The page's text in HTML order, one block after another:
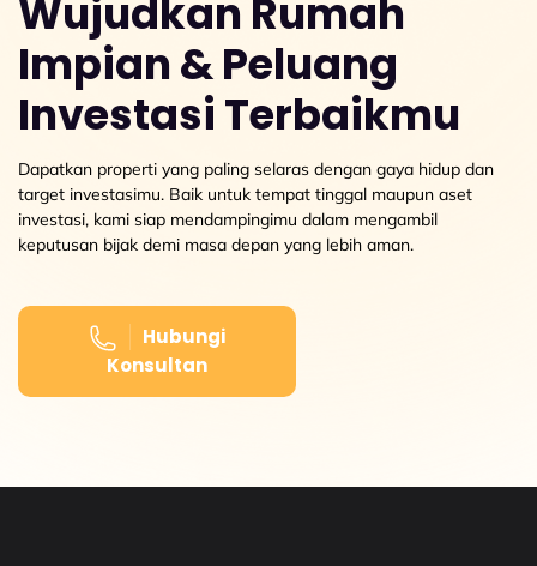
Wujudkan Rumah
Impian & Peluang
Investasi Terbaikmu
Dapatkan properti yang paling selaras dengan gaya hidup dan
target investasimu. Baik untuk tempat tinggal maupun aset
investasi, kami siap mendampingimu dalam mengambil
keputusan bijak demi masa depan yang lebih aman.
Hubungi
Konsultan